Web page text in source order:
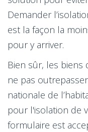
Demander
est la façon la
pour y arriver.
Bien sûr, les
ne pas
nationale de
pour l'isolation de
formulaire est